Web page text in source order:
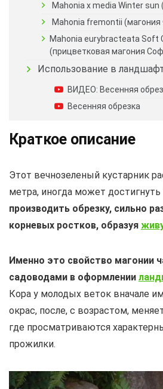
Mahonia х media Winter
Mahonia fremontii
Mahonia eurybracteata Soft
(прицветковая магония
Использование в
ВИДЕО: Весенняя
Весенняя обрезка
Краткое описание
Этот вечнозеленый кустарник
метра, иногда может достигнуть
производить обрезку, сильно
корневых ростков, образуя
Именно это свойство магонии
садоводами в оформлении
Кора у молодых веток вначале
окрас, после, с возрастом,
где просматриваются
прожилки.